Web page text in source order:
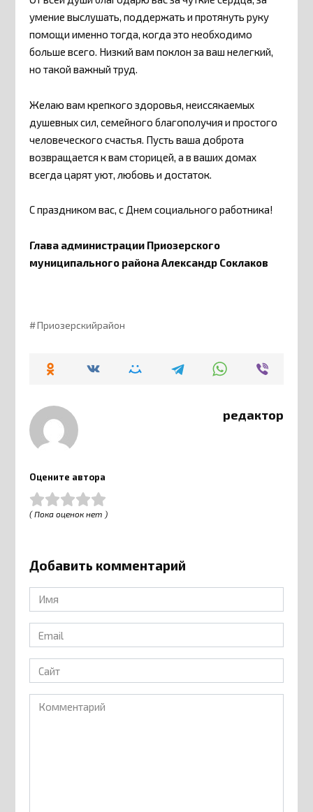
умение выслушать, поддержать и протянуть руку
помощи именно тогда, когда это необходимо
больше всего. Низкий вам поклон за ваш нелегкий,
но такой важный труд.
Желаю вам крепкого здоровья, неиссякаемых
душевных сил, семейного благополучия и простого
человеческого счастья. Пусть ваша доброта
возвращается к вам сторицей, а в ваших домах
всегда царят уют, любовь и достаток.
С праздником вас, с Днем социального работника!
Глава администрации Приозерского
муниципального района Александр Соклаков
Приозерскийрайон
редактор
Оцените автора
( Пока оценок нет )
Добавить комментарий
Имя
*
Email
*
Сайт
Комментарий